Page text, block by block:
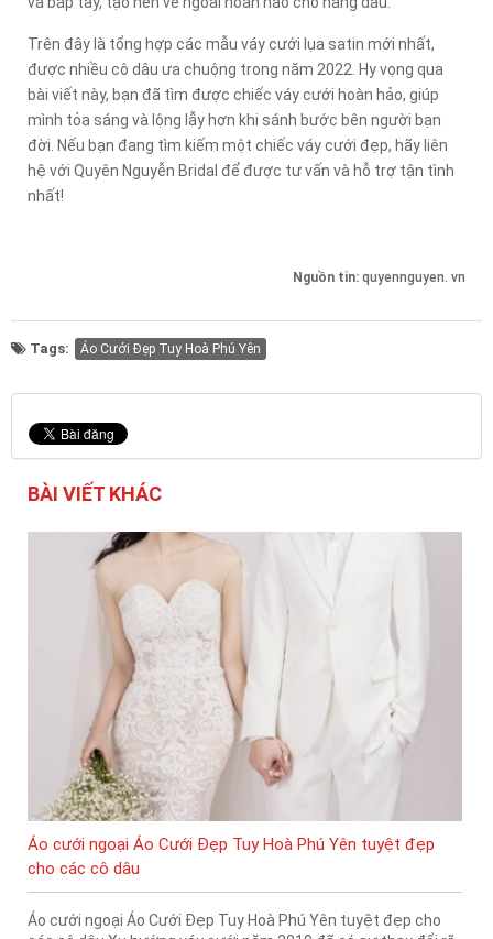
Trên đây là tổng hợp các mẫu váy cưới lụa satin mới nhất,
được nhiều cô dâu ưa chuộng trong năm 2022. Hy vọng qua
bài viết này, bạn đã tìm được chiếc váy cưới hoàn hảo, giúp
mình tỏa sáng và lộng lẫy hơn khi sánh bước bên người bạn
đời. Nếu bạn đang tìm kiếm một chiếc váy cưới đẹp, hãy liên
hệ với Quyên Nguyễn Bridal để được tư vấn và hỗ trợ tận tình
nhất!
Nguồn tin: quyennguyen. vn
Tags: Áo Cưới Đẹp Tuy Hoà Phú Yên
BÀI VIẾT KHÁC
Áo cưới ngoại Áo Cưới Đẹp Tuy Hoà Phú Yên tuyệt đẹp
cho các cô dâu
Áo cưới ngoại Áo Cưới Đẹp Tuy Hoà Phú Yên tuyệt đẹp cho